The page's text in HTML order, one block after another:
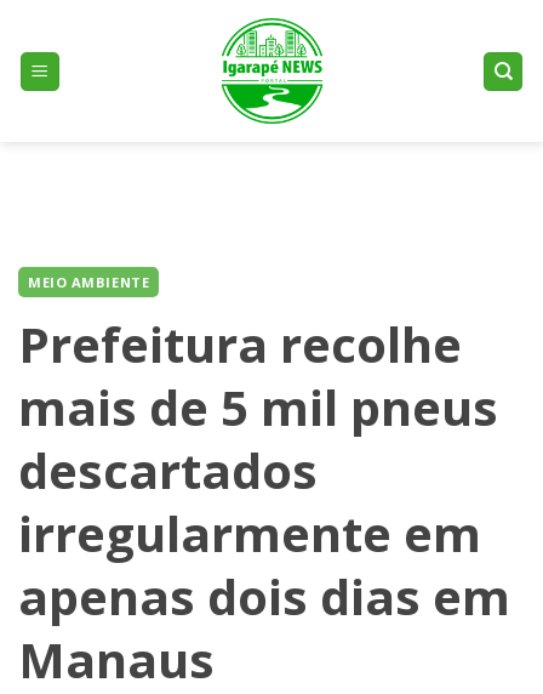
content
MEIO AMBIENTE
Prefeitura recolhe
mais de 5 mil pneus
descartados
irregularmente em
apenas dois dias em
Manaus